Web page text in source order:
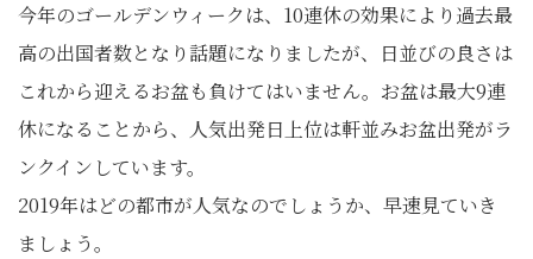
今年のゴールデンウィークは、10連休の効果により過去最
高の出国者数となり話題になりましたが、日並びの良さは
これから迎えるお盆も負けてはいません。お盆は最大9連
休になることから、人気出発日上位は軒並みお盆出発がラ
ンクインしています。
2019年はどの都市が人気なのでしょうか、早速見ていき
ましょう。